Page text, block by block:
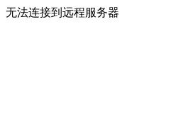
无法连接到远程服务器